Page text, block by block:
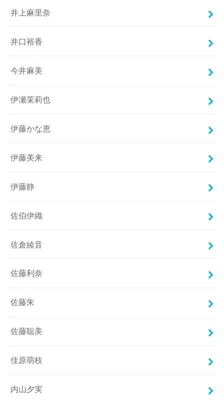
井上麻里奈
井口裕香
今井麻美
伊瀬茉莉也
伊藤かな恵
伊藤美来
伊藤静
佐伯伊織
佐倉綾音
佐藤利奈
佐藤朱
佐藤聡美
佳原萌枝
内山夕実